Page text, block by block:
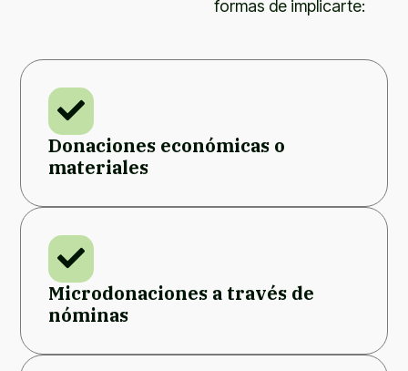
formas de implicarte:
Donaciones económicas o
materiales
Microdonaciones a través de
nóminas